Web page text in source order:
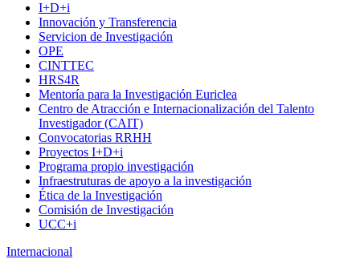
I+D+i
Innovación y Transferencia
Servicion de Investigación
OPE
CINTTEC
HRS4R
Mentoría para la Investigación Euriclea
Centro de Atracción e Internacionalización del Talento
Investigador (CAIT)
Convocatorias RRHH
Proyectos I+D+i
Programa propio investigación
Infraestruturas de apoyo a la investigación
Ética de la Investigación
Comisión de Investigación
UCC+i
Internacional